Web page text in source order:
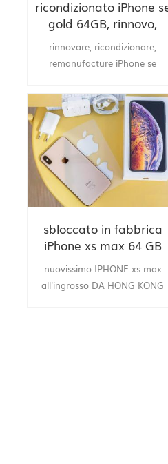
ricondizionato iPhone
gold 64GB, rinnovo,
ricondizionato,
remanufactured dalla
rinnovare, ricondizionare,
remanufacture iPhone se
sbloccato in fabbrica
iPhone xs max 64 GB
Argento, fornitura Cina
nuovissimo IPHONE xs max
all'ingrosso DA HONG KONG